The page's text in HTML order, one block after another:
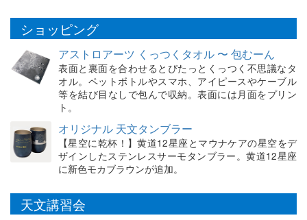
ショッピング
アストロアーツ くっつくタオル 〜 包むーん
表面と裏面を合わせるとぴたっとくっつく不思議なタ
オル。ペットボトルやスマホ、アイピースやケーブル
等を結び目なしで包んで収納。表面には月面をプリン
ト。
オリジナル 天文タンブラー
【星空に乾杯！】黄道12星座とマウナケアの星空をデ
ザインしたステンレスサーモタンブラー。黄道12星座
に新色モカブラウンが追加。
天文講習会